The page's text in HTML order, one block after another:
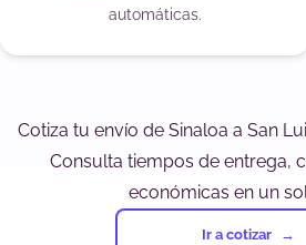
automáticas.
Cotiza tu envío de Sinaloa a San
Consulta tiempos de entrega,
económicas en un
Ir a cotizar